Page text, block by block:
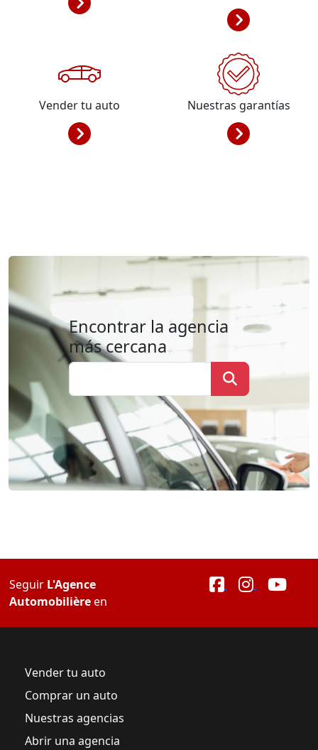
Vender tu auto Nuestras garantías
Encontrar la agencia
más cercana
Seguir L'Agence
Automobilièreen
Vender tu auto
Comprar un auto
Nuestras agencias
Abrir una agencia